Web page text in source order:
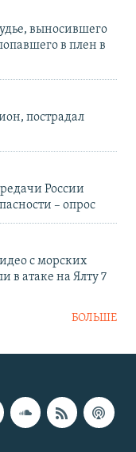
выносившего
в плен в
пострадал
России
– опрос
с морских
в атаке на Ялту 7
БОЛЬШЕ